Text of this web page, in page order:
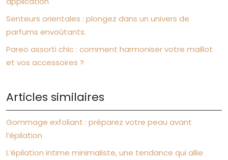
Senteurs orientales : plongez dans un univers de
parfums envoûtants.
Pareo assorti chic : comment harmoniser votre maillot
et vos accessoires ?
Articles similaires
Gommage exfoliant : préparez votre peau avant
l’épilation
L’épilation intime minimaliste, une tendance qui allie